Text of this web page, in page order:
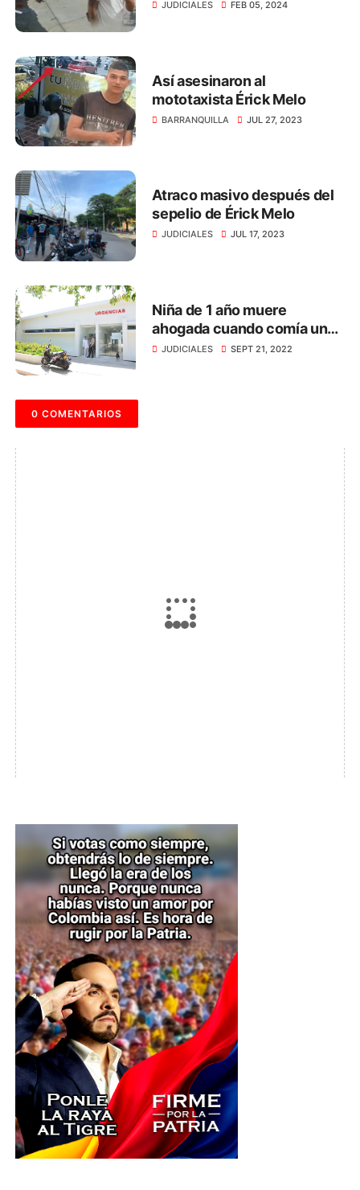
JUDICIALES FEB 05, 2024
Así asesinaron al
mototaxista Érick Melo
BARRANQUILLA JUL 27, 2023
Atraco masivo después del
sepelio de Érick Melo
JUDICIALES JUL 17, 2023
Niña de 1 año muere
ahogada cuando comía un
dulce, en Santa Marta
JUDICIALES SEPT 21, 2022
0 COMENTARIOS